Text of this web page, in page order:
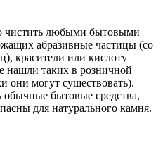
чистить любыми бытовыми
абразивные частицы (со
красители или кислоту
нашли таких в розничной
они могут существовать).
бытовые средства,
для натурального камня.